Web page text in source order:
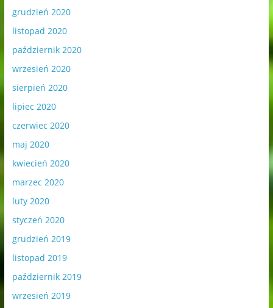
grudzień 2020
listopad 2020
październik 2020
wrzesień 2020
sierpień 2020
lipiec 2020
czerwiec 2020
maj 2020
kwiecień 2020
marzec 2020
luty 2020
styczeń 2020
grudzień 2019
listopad 2019
październik 2019
wrzesień 2019